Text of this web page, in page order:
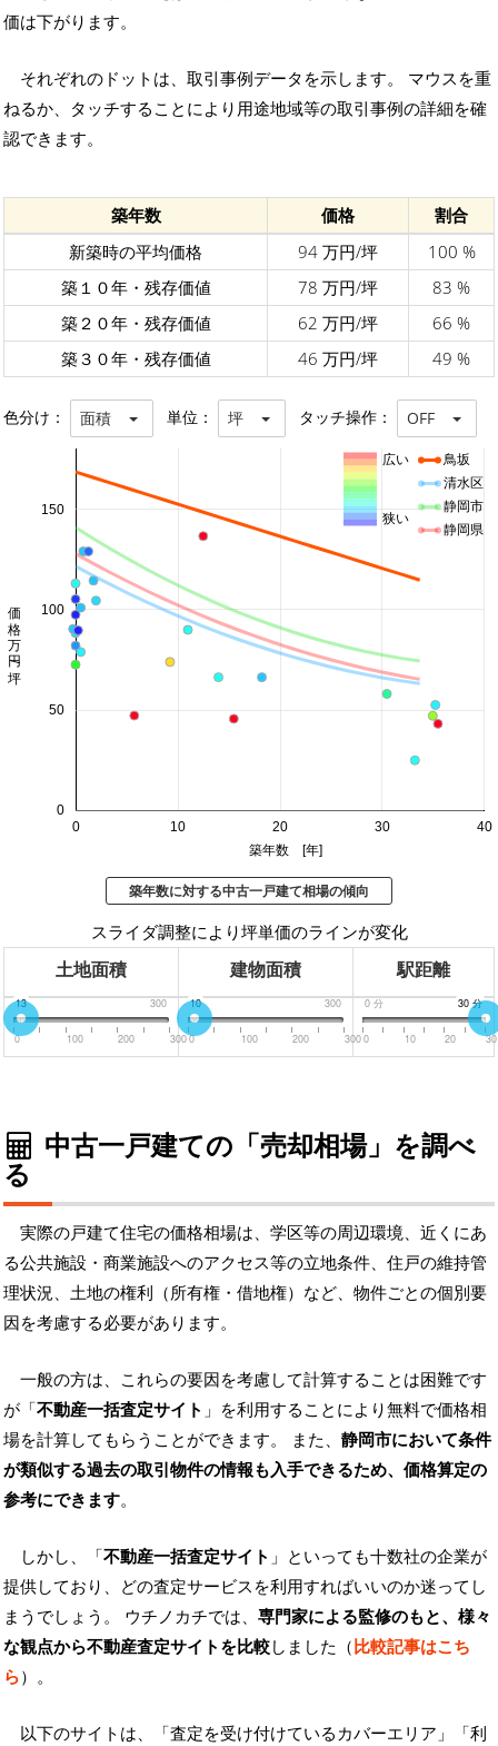
価は下がります。
それぞれのドットは、取引事例データを示します。 マウスを重
ねるか、タッチすることにより用途地域等の取引事例の詳細を確
認できます。
築年数 価格
割合
新築時の平均価格
94 万円/坪
100 %
築１０年・残存価値
78 万円/坪
83 %
築２０年・残存価値
62 万円/坪
66 %
築３０年・残存価値
46 万円/坪 49 %
色分け： 面積 単位： 坪 タッチ操作： OFF
0 10 20 30 40
0
50
100
150
築年数 [年]
価格 万円/坪
鳥坂
清水区
静岡市
静岡県
広い
狭い
築年数に対する中古一戸建て相場の傾向
スライダ調整により坪単価のラインが変化
土地面積 建物面積 駅距離
0 300
13
0 100 200 300
0 300
10
0 100 200 300
0 分 30 分
30 分
0 10 20 30
中古一戸建ての「売却相場」を調べ
る
実際の戸建て住宅の価格相場は、学区等の周辺環境、近くにあ
る公共施設・商業施設へのアクセス等の立地条件、住戸の維持管
理状況、土地の権利（所有権・借地権）など、物件ごとの個別要
因を考慮する必要があります。
一般の方は、これらの要因を考慮して計算することは困難です
が「不動産一括査定サイト 」を利用することにより無料で価格相
場を計算してもらうことができます。 また、 静岡市において条件
が類似する過去の取引物件の情報も入手できるため、価格算定の
参考にできます。
しかし、「不動産一括査定サイト 」といっても十数社の企業が
提供しており、どの査定サービスを利用すればいいのか迷ってし
まうでしょう。 ウチノカチでは、 専門家による監修のもと、様々
な観点から不動産査定サイトを比較しました（比較記事はこち
ら）。
以下のサイトは、「査定を受け付けているカバーエリア」「利